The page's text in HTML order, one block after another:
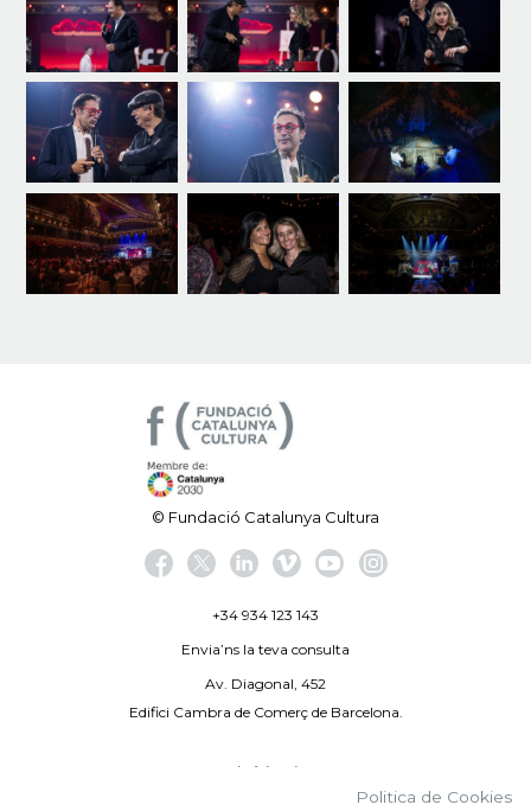
© Fundació Catalunya Cultura
+34 934 123 143
Envia’ns la teva consulta
Av. Diagonal, 452
Edifici Cambra de Comerç de Barcelona.
Avís legal
Politica de Cookies